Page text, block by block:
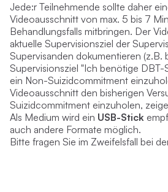
Jede:r Teilnehmende sollte daher
Videoausschnitt von max. 5 bis 7
Behandlungsfalls mitbringen. Der
aktuelle Supervisionsziel der
Supervisanden dokumentieren (z.B.
Supervisionsziel "Ich benötige
ein Non-Suizidcommitment
Videoausschnitt den bisherigen
Suizidcommitment einzuholen,
Als Medium wird ein USB-Stick
auch andere Formate möglich.
Bitte fragen Sie im Zweifelsfall bei